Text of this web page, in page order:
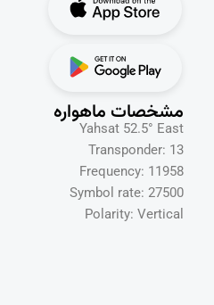
مشخصات ماهواره
Yahsat 52.5° East
Transponder: 13
Frequency: 11958
Symbol rate: 27500
Polarity: Vertical